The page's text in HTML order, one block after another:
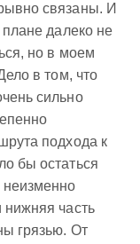
связаны. И
далеко не
но в моем
в том, что
сильно
подхода к
бы остаться
часть
грязью. От